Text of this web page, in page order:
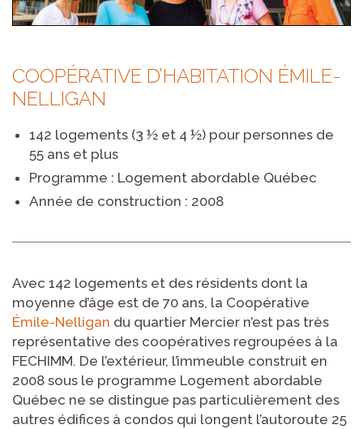
COOPÉRATIVE D’HABITATION ÉMILE-
NELLIGAN
142 logements (3 ½ et 4 ½) pour personnes de
55 ans et plus
Programme : Logement abordable Québec
Année de construction : 2008
Avec 142 logements et des résidents dont la
moyenne d’âge est de 70 ans, la Coopérative
Émile-Nelligan du quartier Mercier n’est pas très
représentative des coopératives regroupées à la
FECHIMM. De l’extérieur, l’immeuble construit en
2008 sous le programme Logement abordable
Québec ne se distingue pas particulièrement des
autres édifices à condos qui longent l’autoroute 25